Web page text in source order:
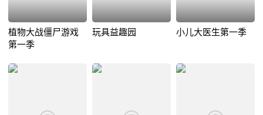
植物大战僵尸游戏
第一季
玩具益趣园 小儿大医生第一季